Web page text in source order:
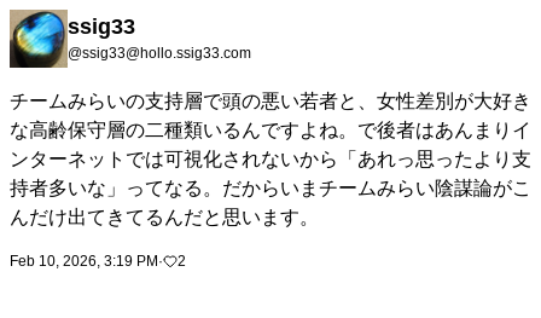
ssig33
@ssig33@hollo.ssig33.com
チームみらいの支持層で頭の悪い若者と、女性差別が大好き
な高齢保守層の二種類いるんですよね。で後者はあんまりイ
ンターネットでは可視化されないから「あれっ思ったより支
持者多いな」ってなる。だからいまチームみらい陰謀論がこ
んだけ出てきてるんだと思います。
Feb 10, 2026, 3:19 PM · 2